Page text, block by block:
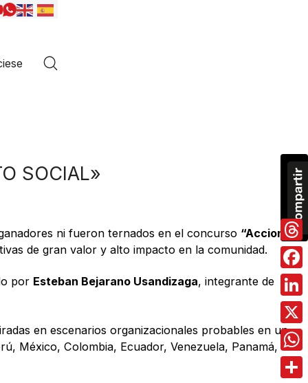
SOCIAL»
ni fueron ternados en el concurso “Acciones
de gran valor y alto impacto en la comunidad.
por Esteban Bejarano Usandizaga, integrante de
en escenarios organizacionales probables en un
México, Colombia, Ecuador, Venezuela, Panamá,
X